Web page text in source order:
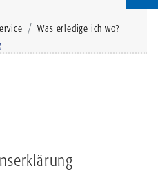
Was erledige ich wo?